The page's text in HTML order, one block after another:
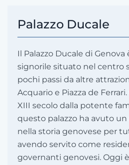
Palazzo Ducale
Il Palazzo Ducale di Genova
signorile situato nel centro
pochi passi da altre
Acquario e Piazza de
XIII secolo dalla potente
questo palazzo ha avuto
nella storia genovese per
avendo servito come
governanti genovesi. Oggi